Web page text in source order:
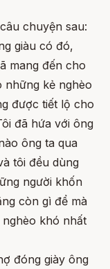
chuyện sau:
giàu có đó,
mang đến cho
những kẻ nghèo
được tiết lộ cho
đã hứa với ông
ông ta qua
tôi đều dùng
người khốn
còn gì để mà
khó nhất
đóng giày ông